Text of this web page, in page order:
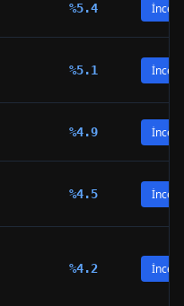
%5.4 İncele
%5.1 İncele
%4.9 İncele
%4.5 İncele
%4.2 İncele